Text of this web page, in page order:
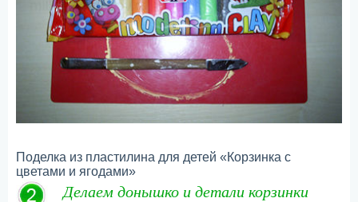
Поделка из пластилина для детей «Корзинка с
цветами и ягодами»
Делаем донышко и детали корзинки